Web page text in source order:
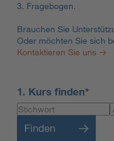
3. Fragebogen.
Brauchen Sie
Oder möchten Sie sich
Kontaktieren Sie uns
1. Kurs finden*
Finden